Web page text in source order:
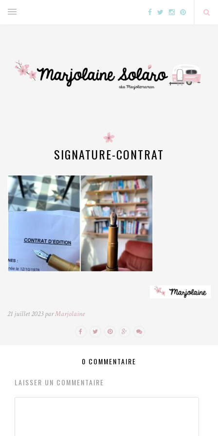
SIGNATURE-CONTRAT
21 juillet 2023 parMarjolaine
0 COMMENTAIRE
LAISSER UN COMMENTAIRE